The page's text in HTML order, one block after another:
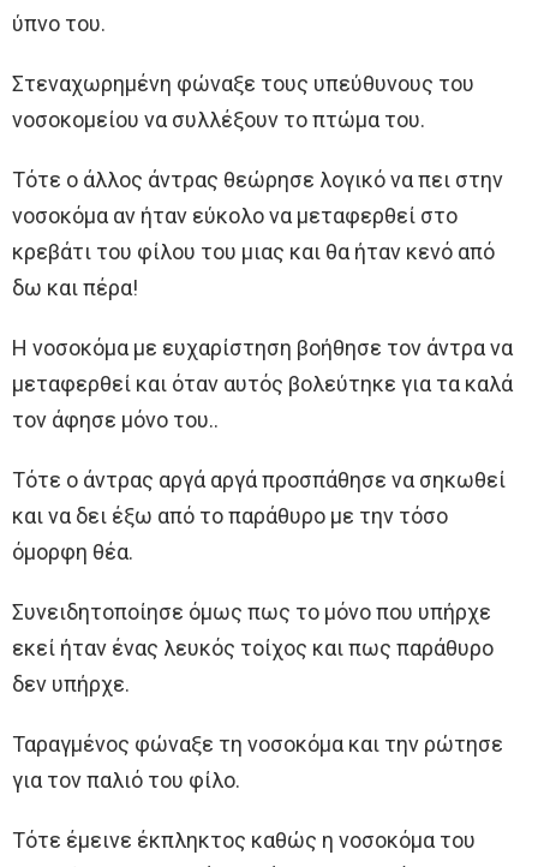
ύπνο του.
Στεναχωρημένη φώναξε τους υπεύθυνους του
νοσοκομείου να συλλέξουν το πτώμα του.
Τότε ο άλλος άντρας θεώρησε λογικό να πει στην
νοσοκόμα αν ήταν εύκολο να μεταφερθεί στο
κρεβάτι του φίλου του μιας και θα ήταν κενό από
δω και πέρα!
Η νοσοκόμα με ευχαρίστηση βοήθησε τον άντρα να
μεταφερθεί και όταν αυτός βολεύτηκε για τα καλά
τον άφησε μόνο του..
Τότε ο άντρας αργά αργά προσπάθησε να σηκωθεί
και να δει έξω από το παράθυρο με την τόσο
όμορφη θέα.
Συνειδητοποίησε όμως πως το μόνο που υπήρχε
εκεί ήταν ένας λευκός τοίχος και πως παράθυρο
δεν υπήρχε.
Ταραγμένος φώναξε τη νοσοκόμα και την ρώτησε
για τον παλιό του φίλο.
Τότε έμεινε έκπληκτος καθώς η νοσοκόμα του